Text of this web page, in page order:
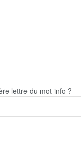
lettre du mot info ?